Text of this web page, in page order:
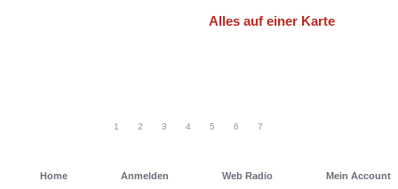
Alles auf einer Karte
1 2 3 4 5 6 7
Home Anmelden Web Radio Mein Account